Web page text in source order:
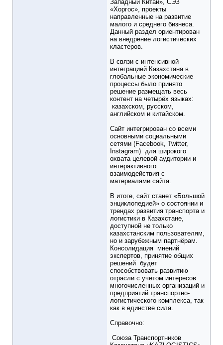
Западный Китай», СЭЗ
«Хоргос», проекты
направленные на развитие
малого и среднего бизнеса.
Данный раздел ориентирован
на внедрение логистических
кластеров.
В связи с интенсивной
интеграцией Казахстана в
глобальные экономические
процессы было принято
решение размещать весь
контент на четырёх языках:
казахском, русском,
английском и китайском.
Сайт интегрирован со всеми
основными социальными
сетями (Facebook, Twitter,
Instagram) для широкого
охвата целевой аудитории и
интерактивного
взаимодействия с
материалами сайта.
В итоге, сайт станет «Большой
энциклопедией» о состоянии и
трендах развития транспорта и
логистики в Казахстане,
доступной не только
казахстанским пользователям,
но и зарубежным партнёрам.
Консолидация мнений
экспертов, принятие общих
решений будет
способствовать развитию
отрасли с учетом интересов
многочисленных организаций и
предприятий транспортно-
логистического комплекса, так
как в единстве сила.
Справочно:
Союза Транспортников